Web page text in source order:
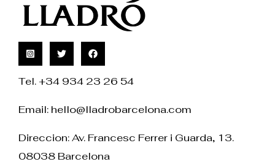
Tel. +34 934 23 26 54
Email: hello@lladrobarcelona.com
Direccion: Av. Francesc Ferrer i Guarda, 13.
08038 Barcelona